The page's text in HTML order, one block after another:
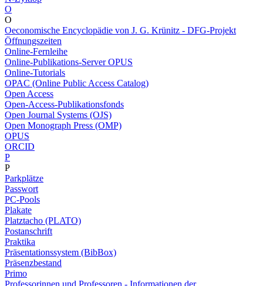
O
O
Oeconomische Encyclopädie von J. G. Krünitz - DFG-Projekt
Öffnungszeiten
Online-Fernleihe
Online-Publikations-Server OPUS
Online-Tutorials
OPAC (Online Public Access Catalog)
Open Access
Open-Access-Publikationsfonds
Open Journal Systems (OJS)
Open Monograph Press (OMP)
OPUS
ORCID
P
P
Parkplätze
Passwort
PC-Pools
Plakate
Platztacho (PLATO)
Postanschrift
Praktika
Präsentationssystem (BibBox)
Präsenzbestand
Primo
Professorinnen und Professoren - Informationen der